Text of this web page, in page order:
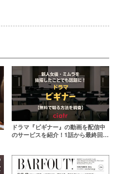
ドラマ『ビギナー』の動画を配信中
のサービスを紹介！1話から最終回ま